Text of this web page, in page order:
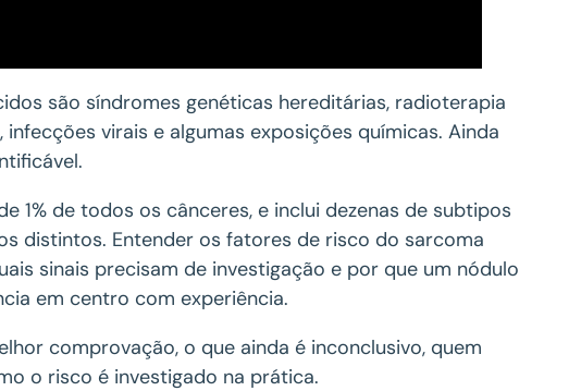
são síndromes genéticas hereditárias, radioterapia
virais e algumas exposições químicas. Ainda
1% de todos os cânceres, e inclui dezenas de subtipos
distintos. Entender os fatores de risco do sarcoma
sinais precisam de investigação e por que um nódulo
em centro com experiência.
comprovação, o que ainda é inconclusivo, quem
o risco é investigado na prática.